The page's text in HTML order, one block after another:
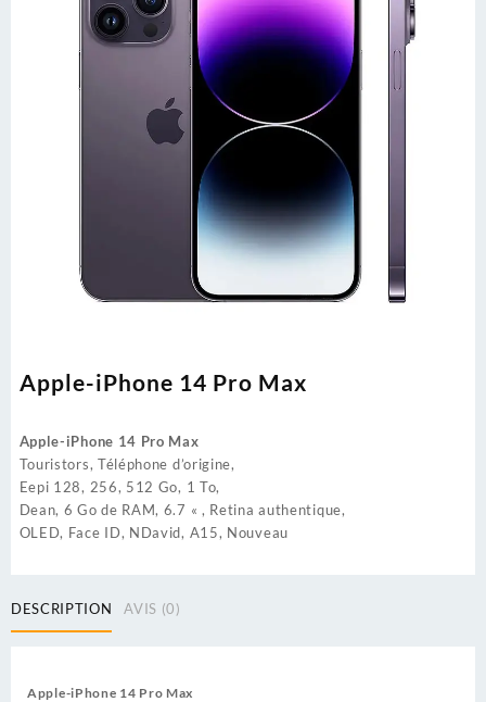
Apple-iPhone 14 Pro Max
Apple-iPhone 14 Pro Max
Touristors, Téléphone d’origine,
Eepi 128, 256, 512 Go, 1 To,
Dean, 6 Go de RAM, 6.7 « , Retina authentique,
OLED, Face ID, NDavid, A15, Nouveau
DESCRIPTION AVIS (0)
Apple-iPhone 14 Pro Max